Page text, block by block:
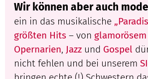
Wir können aber auch
ein in das musikalische
größten Hits – von glamorösem
Opernarien, Jazz und Gospel
nicht fehlen und bei unserem